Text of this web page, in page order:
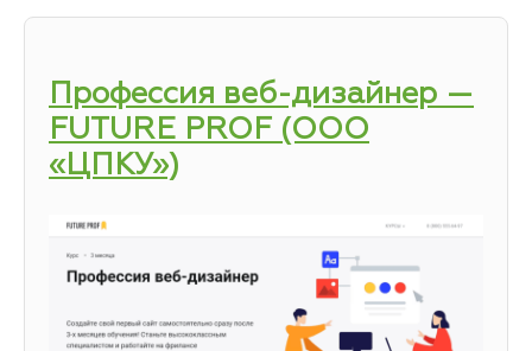
Профессия веб-дизайнер —
FUTURE PROF (ООО
«ЦПКУ»)